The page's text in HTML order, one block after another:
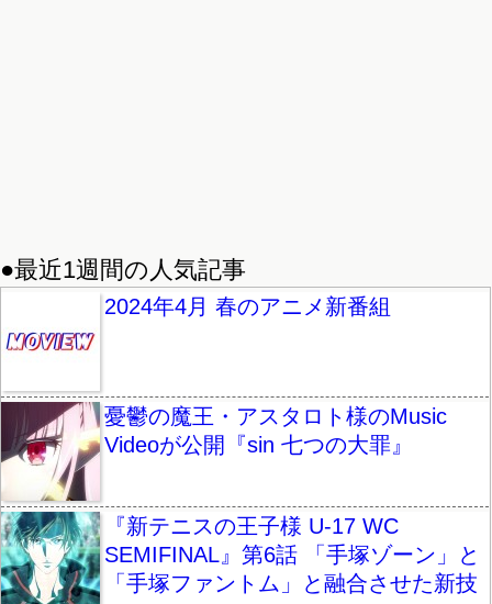
●最近1週間の人気記事
2024年4月 春のアニメ新番組
憂鬱の魔王・アスタロト様のMusic
Videoが公開『sin 七つの大罪』
『新テニスの王子様 U-17 WC
SEMIFINAL』第6話 「手塚ゾーン」と
「手塚ファントム」と融合させた新技